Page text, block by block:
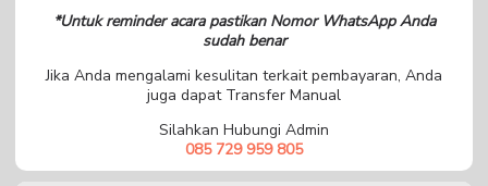
*Untuk reminder acara pastikan Nomor WhatsApp Anda
sudah benar
Jika Anda mengalami kesulitan terkait pembayaran, Anda
juga dapat Transfer Manual
Silahkan Hubungi Admin
085 729 959 805